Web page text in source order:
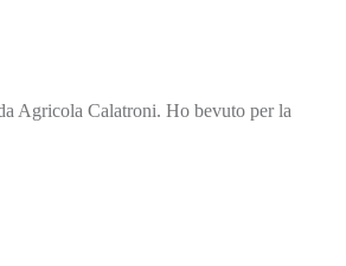
Agricola Calatroni. Ho bevuto per la